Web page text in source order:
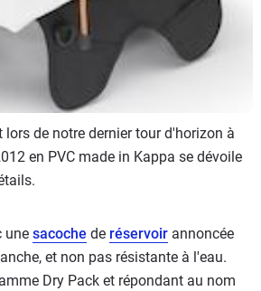
lors de notre dernier tour d'horizon à
en PVC made in Kappa se dévoile
une sacoche de réservoir annoncée
et non pas résistante à l'eau.
Dry Pack et répondant au nom